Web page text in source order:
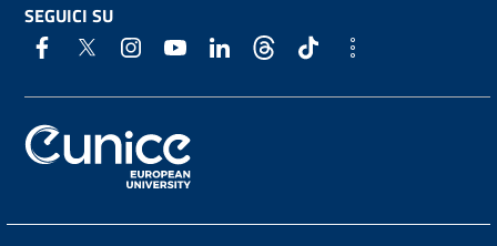
SEGUICI SU